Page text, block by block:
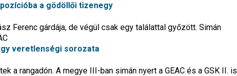
a gödöllői tizenegy
Ferenc gárdája, de végül csak egy találattal győzött. Simán
veretlenségi sorozata
a rangadón. A megye III-ban simán nyert a GEAC és a GSK II. is